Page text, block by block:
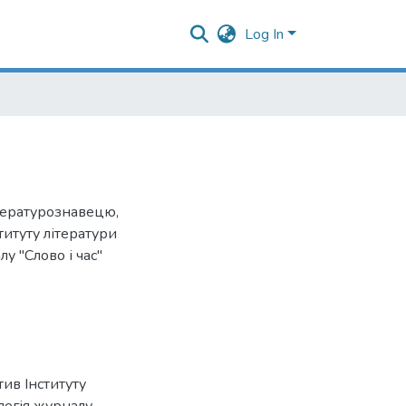
Log In
літератури
"Слово і час"
Інституту